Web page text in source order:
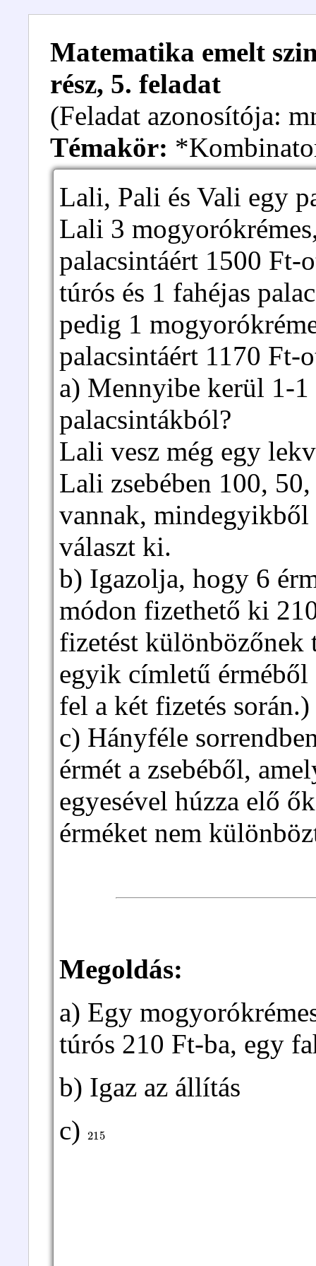
Matematika emelt
rész, 5. feladat
(Feladat azonosítója:
Témakör:
Lali, Pali és Vali egy
Lali 3
palacsintáért 1500 Ft-
túrós és 1 fahéjas
pedig 1
palacsintáért 1170 Ft-
a) Mennyibe kerül 1-
palacsintákból?
Lali vesz még egy
Lali zsebében 100,
vannak,
választ ki.
b) Igazolja, hogy 6
módon fizethető ki
fizetést különbözőnek
egyik címletű érméből
fel a két fizetés során.)
c) Hányféle
érmét a zsebéből,
egyesével húzza elő
érméket nem
Megoldás:
a) Egy
túrós 210 Ft-ba, egy
b) Igaz az állítás
c)
215